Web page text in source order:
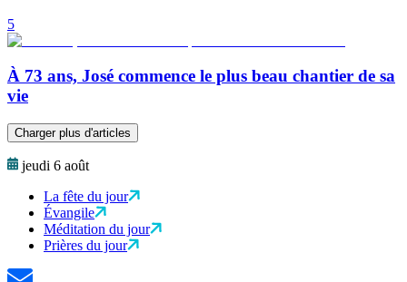
5
À 73 ans, José commence le plus beau chantier de sa
vie
Charger plus d'articles
jeudi 6 août
La fête du jour
Évangile
Méditation du jour
Prières du jour